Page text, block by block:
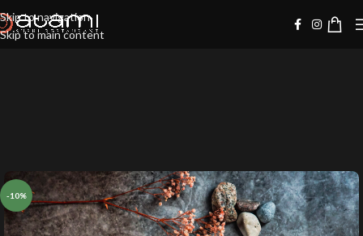
Skip to navigation
Skip to main content
-10%